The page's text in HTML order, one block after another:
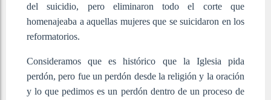
del suicidio, pero eliminaron todo el corte que
homenajeaba a aquellas mujeres que se suicidaron en los
reformatorios.
Consideramos que es histórico que la Iglesia pida
perdón, pero fue un perdón desde la religión y la oración
y lo que pedimos es un perdón dentro de un proceso de